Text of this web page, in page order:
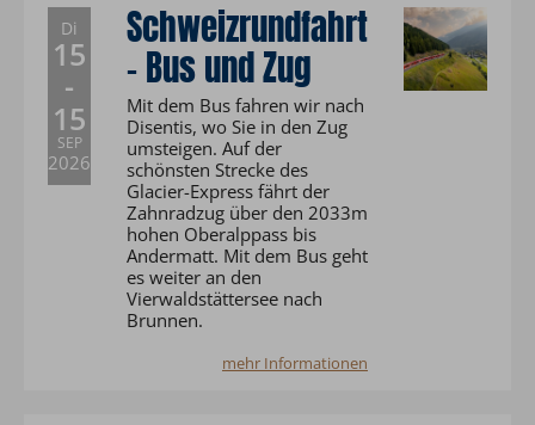
Di
15
-
15
SEP
2026
Schweizrundfahrt
- Bus und Zug
Mit dem Bus fahren wir nach
Disentis, wo Sie in den Zug
umsteigen. Auf der
schönsten Strecke des
Glacier-Express fährt der
Zahnradzug über den 2033m
hohen Oberalppass bis
Andermatt. Mit dem Bus geht
es weiter an den
Vierwaldstättersee nach
Brunnen.
mehr Informationen